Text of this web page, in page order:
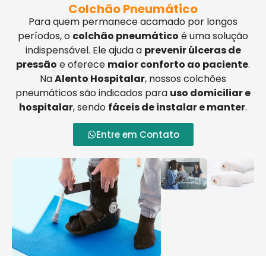
Colchão Pneumático
Para quem permanece acamado por longos
períodos, o colchão pneumático é uma solução
indispensável. Ele ajuda a prevenir úlceras de
pressão e oferece maior conforto ao paciente.
NaAlento Hospitalar, nossos colchões
pneumáticos são indicados para uso domiciliar e
hospitalar, sendo fáceis de instalar e manter.
Entre em Contato